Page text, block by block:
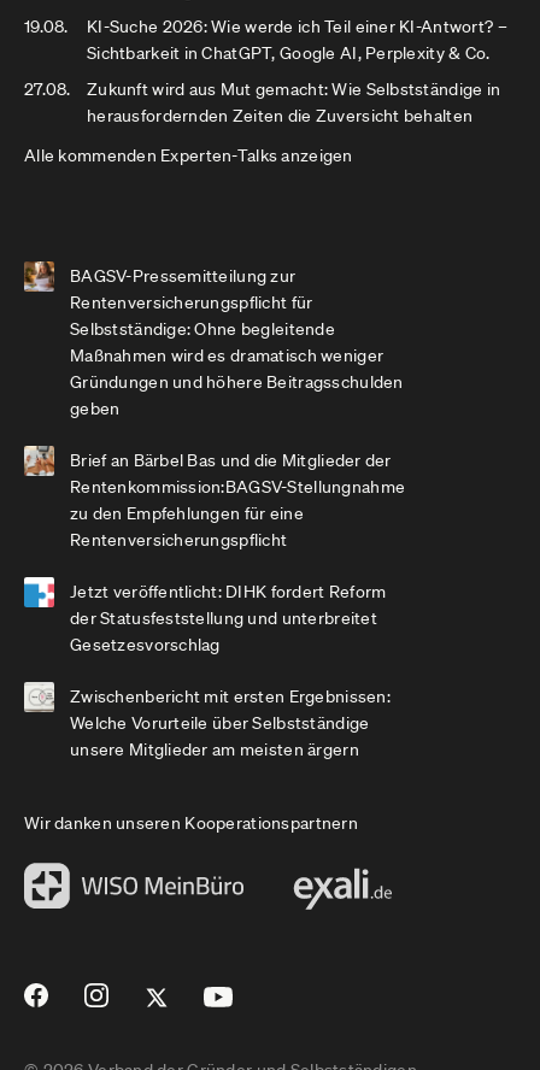
19.08.
KI-Suche 2026: Wie werde ich Teil einer KI-Antwort? –
Sichtbarkeit in ChatGPT, Google AI, Perplexity & Co.
27.08.
Zukunft wird aus Mut gemacht: Wie Selbstständige in
herausfordernden Zeiten die Zuversicht behalten
Alle kommenden Experten-Talks anzeigen
BAGSV-Pressemitteilung zur
Rentenversicherungspflicht für
Selbstständige: Ohne begleitende
Maßnahmen wird es dramatisch weniger
Gründungen und höhere Beitragsschulden
geben
Brief an Bärbel Bas und die Mitglieder der
Rentenkommission:BAGSV-Stellungnahme
zu den Empfehlungen für eine
Rentenversicherungspflicht
Jetzt veröffentlicht: DIHK fordert Reform
der Statusfeststellung und unterbreitet
Gesetzesvorschlag
Zwischenbericht mit ersten Ergebnissen:
Welche Vorurteile über Selbstständige
unsere Mitglieder am meisten ärgern
Wir danken unseren Kooperationspartnern